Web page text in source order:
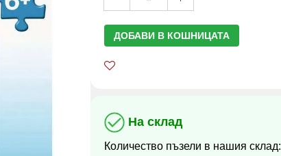
ДОБАВИ В КОШНИЦАТА
На склад
Количество пъзели в нашия склад: